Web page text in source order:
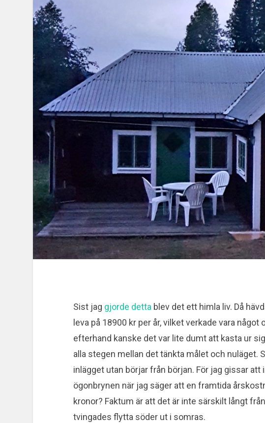
Sist jag gjorde dettablev det ett himla liv. Då
leva på 18900 kr per år, vilket verkade vara
efterhand kanske det var lite dumt att kasta ur
alla stegen mellan det tänkta målet och nuläget.
inlägget utan börjar från början. För jag gissar att
ögonbrynen när jag säger att en framtida
kronor? Faktum är att det är inte särskilt långt
tvingades flytta söder ut i somras.